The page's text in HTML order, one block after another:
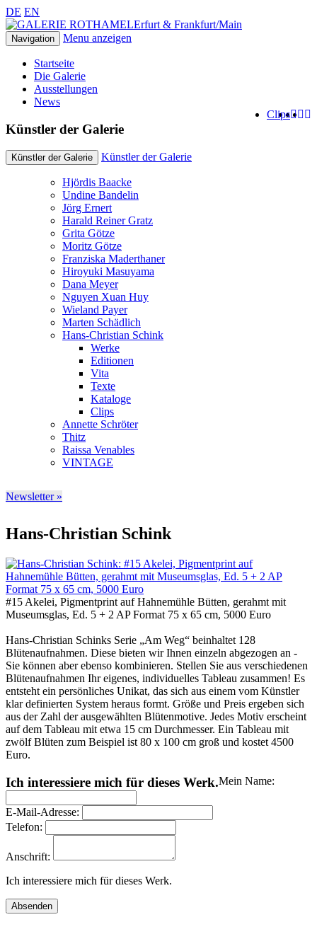
DE EN
Erfurt & Frankfurt/Main
Navigation Menu anzeigen
Startseite
Die Galerie
Ausstellungen
News
Clips
Künstler der Galerie
Künstler der Galerie Künstler der Galerie
Hjördis Baacke
Undine Bandelin
Jörg Ernert
Harald Reiner Gratz
Grita Götze
Moritz Götze
Franziska Maderthaner
Hiroyuki Masuyama
Dana Meyer
Nguyen Xuan Huy
Wieland Payer
Marten Schädlich
Hans-Christian Schink
Werke
Editionen
Vita
Texte
Kataloge
Clips
Annette Schröter
Thitz
Raissa Venables
VINTAGE
Newsletter »
Hans-Christian Schink
#15 Akelei, Pigmentprint auf Hahnemühle Bütten, gerahmt mit
Museumsglas, Ed. 5 + 2 AP Format 75 x 65 cm, 5000 Euro
Hans-Christian Schinks Serie „Am Weg“ beinhaltet 128
Blütenaufnahmen. Diese bieten wir Ihnen einzeln abgezogen an -
Sie können aber ebenso kombinieren. Stellen Sie aus verschiedenen
Blütenaufnahmen Ihr eigenes, individuelles Tableau zusammen! Es
entsteht ein persönliches Unikat, das sich aus einem vom Künstler
klar definierten System heraus formt. Größe und Preis ergeben sich
aus der Zahl der ausgewählten Blütenmotive. Jedes Motiv erscheint
auf dem Tableau mit etwa 15 cm Durchmesser. Ein Tableau mit
zwölf Blüten zum Beispiel ist 80 x 100 cm groß und kostet 4500
Euro.
Ich interessiere mich für dieses Werk.Mein Name:
E-Mail-Adresse:
Telefon:
Anschrift:
Ich interessiere mich für dieses Werk.
Absenden